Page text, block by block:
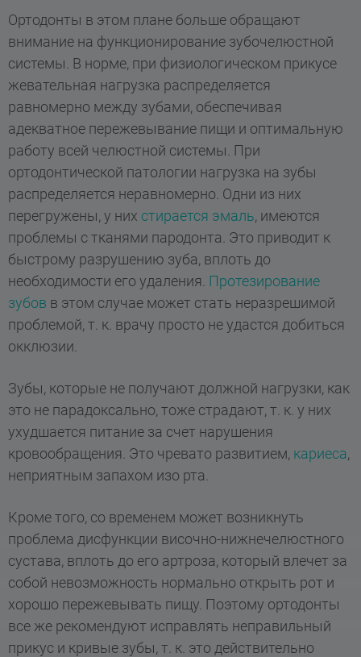
Ортодонты в этом плане больше обращают
внимание на функционирование зубочелюстной
системы. В норме, при физиологическом прикусе
жевательная нагрузка распределяется
равномерно между зубами, обеспечивая
адекватное пережевывание пищи и оптимальную
работу всей челюстной системы. При
ортодонтической патологии нагрузка на зубы
распределяется неравномерно. Одни из них
перегружены, у них стирается эмаль, имеются
проблемы с тканями пародонта. Это приводит к
быстрому разрушению зуба, вплоть до
необходимости его удаления. Протезирование
зубов в этом случае может стать неразрешимой
проблемой, т. к. врачу просто не удастся добиться
окклюзии.
Зубы, которые не получают должной нагрузки, как
это не парадоксально, тоже страдают, т. к. у них
ухудшается питание за счет нарушения
кровообращения. Это чревато развитием, кариеса,
неприятным запахом изо рта.
Кроме того, со временем может возникнуть
проблема дисфункции височно-нижнечелюстного
сустава, вплоть до его артроза, который влечет за
собой невозможность нормально открыть рот и
хорошо пережевывать пищу. Поэтому ортодонты
все же рекомендуют исправлять неправильный
прикус и кривые зубы, т. к. это действительно